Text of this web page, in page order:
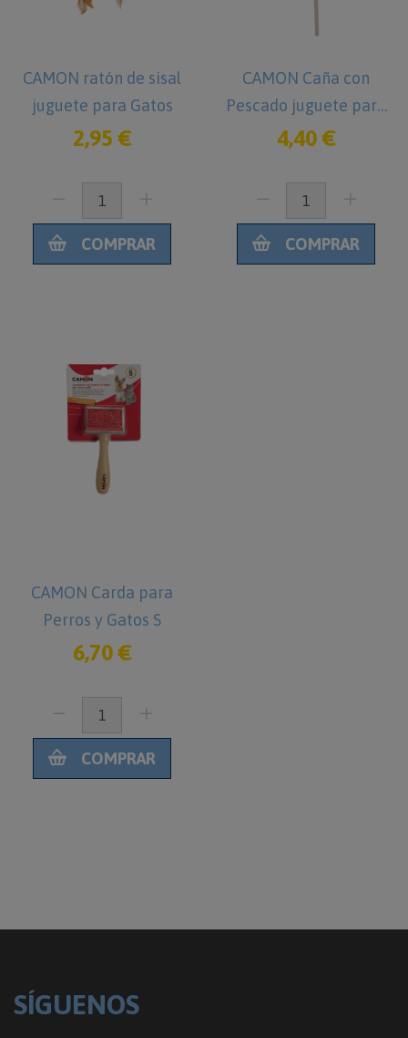
CAMON ratón de sisal
juguete para Gatos
2,95 €
COMPRAR
CAMON Caña con
Pescado juguete para
Gatos
4,40 €
COMPRAR
CAMON Carda para
Perros y Gatos S
6,70 €
COMPRAR
SÍGUENOS